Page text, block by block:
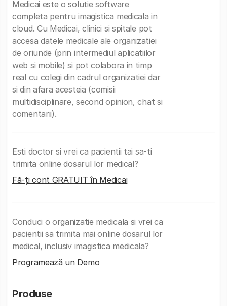
Medicai este o solutie software
completa pentru imagistica medicala in
cloud. Cu Medicai, clinici si spitale pot
accesa datele medicale ale organizatiei
de oriunde (prin intermediul aplicatiilor
web si mobile) si pot colabora in timp
real cu colegi din cadrul organizatiei dar
si din afara acesteia (comisii
multidisciplinare, second opinion, chat si
comentarii).
Esti doctor si vrei ca pacientii tai sa-ti
trimita online dosarul lor medical?
Fă-ți cont GRATUIT în Medicai
Conduci o organizatie medicala si vrei ca
pacientii sa trimita mai online dosarul lor
medical, inclusiv imagistica medicala?
Programează un Demo
Produse